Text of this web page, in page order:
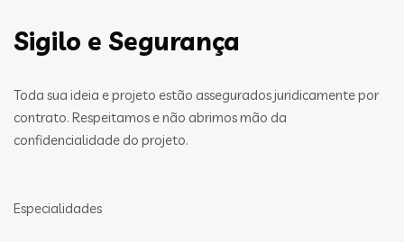
Sigilo e Segurança
Toda sua ideia e projeto estão assegurados juridicamente por
contrato. Respeitamos e não abrimos mão da
confidencialidade do projeto.
Especialidades